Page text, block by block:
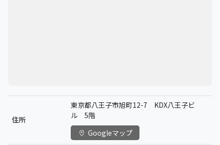
住所
東京都八王子市旭町12-7 KDX八王子ビ
ル 5階
Googleマップ